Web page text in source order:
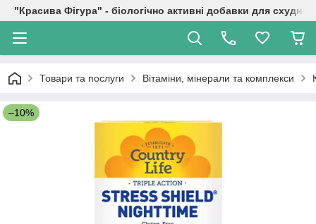
"Красива Фігура" - біологічно активні добавки для
Товари та послуги Вітаміни, мінерали та комплекси
–10%